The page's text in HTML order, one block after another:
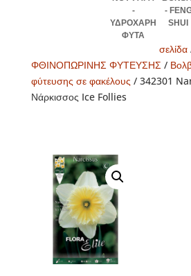
-
ΥΔΡΟΧΑΡΗ
ΦΥΤΑ
-
SHUI
σελίδα
ΦΘΙΝΟΠΩΡΙΝΗΣ ΦΥΤΕΥΣΗΣ/
φύτευσης σε φακέλους / 342301
Νάρκισσος Ice Follies